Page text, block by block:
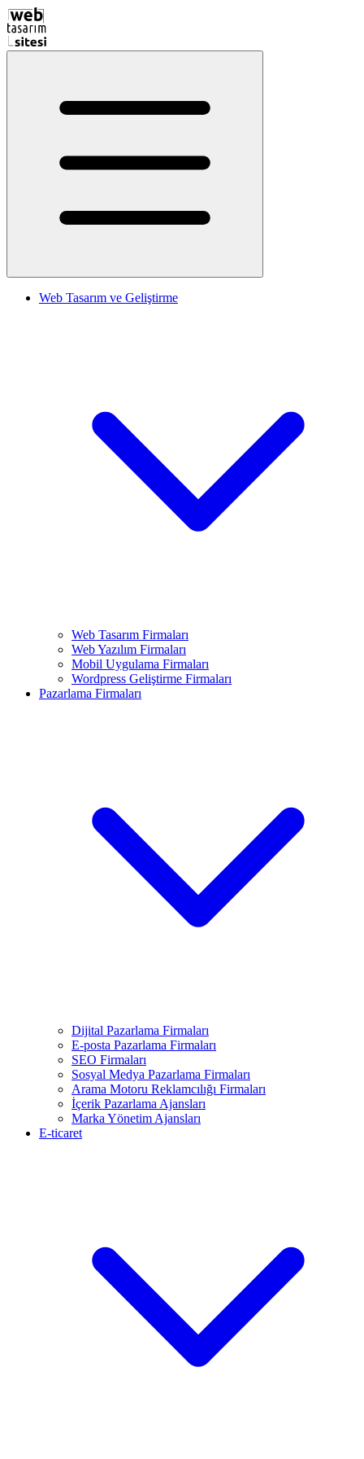
Web Tasarım ve Geliştirme
Web Tasarım Firmaları
Web Yazılım Firmaları
Mobil Uygulama Firmaları
Wordpress Geliştirme Firmaları
Pazarlama Firmaları
Dijital Pazarlama Firmaları
E-posta Pazarlama Firmaları
SEO Firmaları
Sosyal Medya Pazarlama Firmaları
Arama Motoru Reklamcılığı Firmaları
İçerik Pazarlama Ajansları
Marka Yönetim Ajansları
E-ticaret